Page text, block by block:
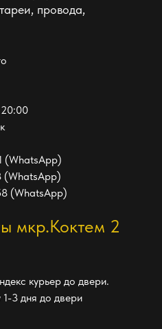
провода,
(WhatsApp)
(WhatsApp)
(WhatsApp)
мкр.Коктем 2
курьер до двери.
3 дня до двери